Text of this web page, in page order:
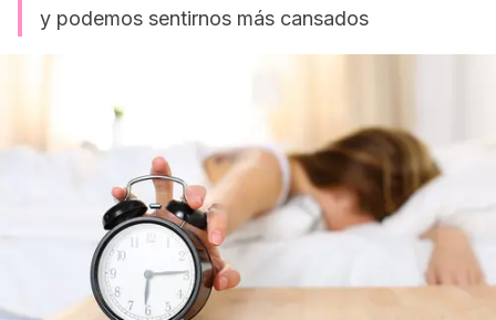
y podemos sentirnos más cansados